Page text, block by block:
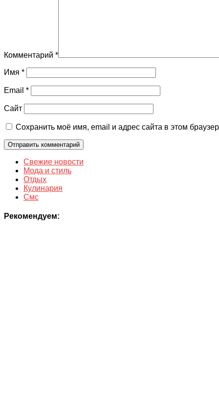
Комментарий *
Имя *
Email *
Сайт
Сохранить моё имя, email и адрес сайта в этом
Свежие новости
Мода и стиль
Отдых
Кулинария
Смс
Рекомендуем: